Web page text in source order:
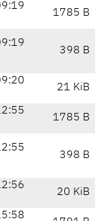
1785 B
398 B
21 KiB
1785 B
398 B
20 KiB